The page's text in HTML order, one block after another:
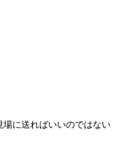
に送ればいいのではない